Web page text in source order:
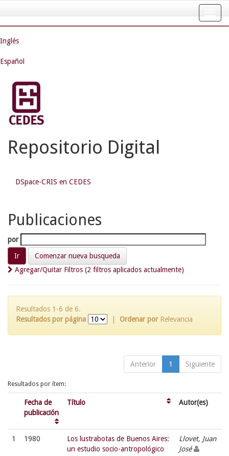
navigation
Inglés
Español
Repositorio Digital
DSpace-CRIS en CEDES
Publicaciones
por
Comenzar nueva busqueda
Agregar/Quitar Filtros (2 filtros aplicados actualmente)
Resultados 1-6 de 6.
Resultados por página
Ordenar por Relevancia
Anterior 1 Siguiente
Resultados por ítem:
Fecha de
publicación
Título Autor(es)
1 1980
Los lustrabotas de Buenos Aires:
un estudio socio-antropológico
Llovet, Juan
José